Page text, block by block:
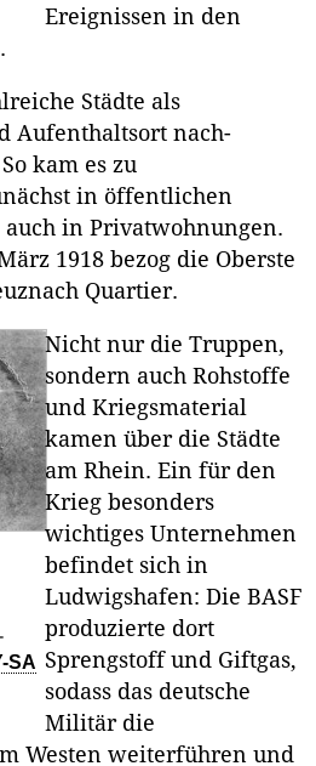
Ereignissen in den
Städte als
Aufenthaltsort nach-
kam es zu
in öffentlichen
auch in Privatwohnungen.
1918 bezog die Oberste
Quartier.
SA
Nicht nur die Truppen,
sondern auch Rohstoffe
und Kriegsmaterial
kamen über die Städte
am Rhein. Ein für den
Krieg besonders
wichtiges Unternehmen
befindet sich in
Ludwigshafen: Die BASF
produzierte dort
Sprengstoff und Giftgas,
sodass das deutsche
Militär die
Westen weiterführen und